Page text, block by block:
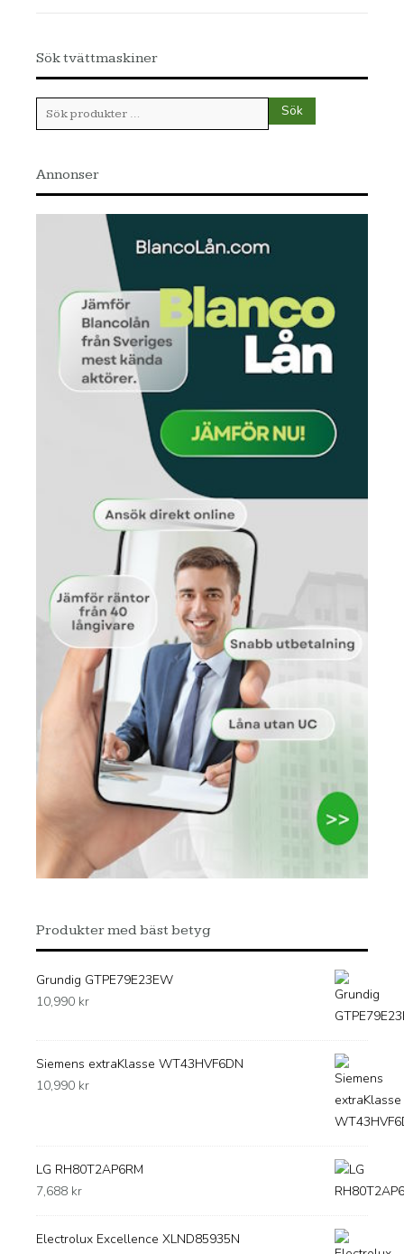
Sök tvättmaskiner
Sök
efter:
Sök
Annonser
Produkter med bäst betyg
Grundig GTPE79E23EW
10,990 kr
Siemens extraKlasse WT43HVF6DN
10,990 kr
LG RH80T2AP6RM
7,688 kr
Electrolux Excellence XLND85935N